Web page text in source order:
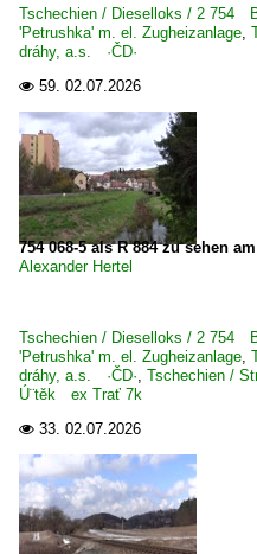
Tschechien / Dieselloks / 2 754
'Petrushka' m. el. Zugheizanlage,
dráhy, a.s. ·ČD·
 59. 02.07.2026
754 068-5 als R 884 zu sehen
Alexander Hertel
Tschechien / Dieselloks / 2 754
'Petrushka' m. el. Zugheizanlage,
dráhy, a.s. ·ČD·, Tschechien /
Ú¨těk ex Trať 7k
 33. 02.07.2026